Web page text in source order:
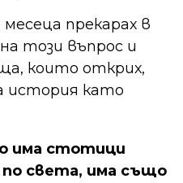
прекарах в
този въпрос и
които открих,
история като
има стотици
по света, има също